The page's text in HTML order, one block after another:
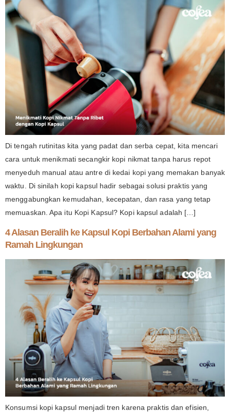
Di tengah rutinitas kita yang padat dan serba cepat, kita mencari
cara untuk menikmati secangkir kopi nikmat tanpa harus repot
menyeduh manual atau antre di kedai kopi yang memakan banyak
waktu. Di sinilah kopi kapsul hadir sebagai solusi praktis yang
menggabungkan kemudahan, kecepatan, dan rasa yang tetap
memuaskan. Apa itu Kopi Kapsul? Kopi kapsul adalah […]
4 Alasan Beralih ke Kapsul Kopi Berbahan Alami yang
Ramah Lingkungan
Konsumsi kopi kapsul menjadi tren karena praktis dan efisien,